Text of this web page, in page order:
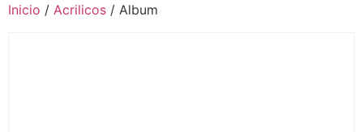
Inicio / Acrilicos / Album